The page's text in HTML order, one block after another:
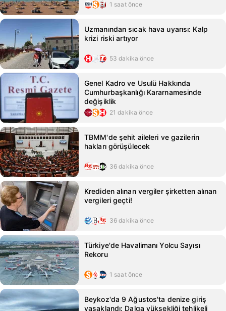
1 saat önce
Uzmanından sıcak hava uyarısı: Kalp
krizi riski artıyor
53 dakika önce
Genel Kadro ve Usulü Hakkında
Cumhurbaşkanlığı Kararnamesinde
değişiklik
21 dakika önce
TBMM'de şehit aileleri ve gazilerin
hakları görüşülecek
36 dakika önce
Krediden alınan vergiler şirketten alınan
vergileri geçti!
36 dakika önce
Türkiye'de Havalimanı Yolcu Sayısı
Rekoru
1 saat önce
Beykoz'da 9 Ağustos'ta denize giriş
yasaklandı: Dalga yüksekliği tehlikeli